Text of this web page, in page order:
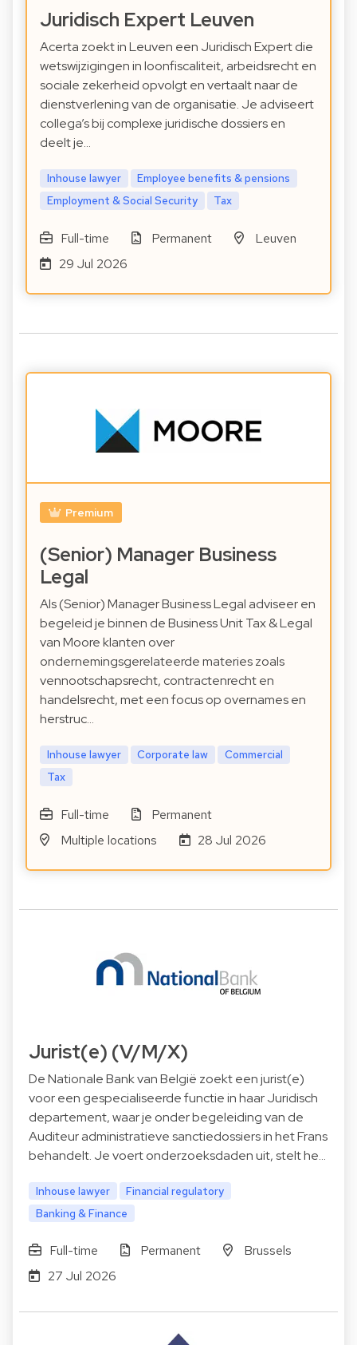
Juridisch Expert Leuven
Acerta zoekt in Leuven een Juridisch Expert die
wetswijzigingen in loonfiscaliteit, arbeidsrecht en
sociale zekerheid opvolgt en vertaalt naar de
dienstverlening van de organisatie. Je adviseert
collega’s bij complexe juridische dossiers en
deelt je…
Inhouse lawyer
Employee benefits & pensions
Employment & Social Security
Tax
Full-time Permanent
Leuven
29 Jul 2026
Premium
(Senior) Manager Business
Legal
Als (Senior) Manager Business Legal adviseer en
begeleid je binnen de Business Unit Tax & Legal
van Moore klanten over
ondernemingsgerelateerde materies zoals
vennootschapsrecht, contractenrecht en
handelsrecht, met een focus op overnames en
herstruc…
Inhouse lawyer Corporate law
Commercial
Tax
Full-time
Permanent
Multiple locations
28 Jul 2026
Jurist(e) (V/M/X)
De Nationale Bank van België zoekt een jurist(e)
voor een gespecialiseerde functie in haar Juridisch
departement, waar je onder begeleiding van de
Auditeur administratieve sanctiedossiers in het Frans
behandelt. Je voert onderzoeksdaden uit, stelt he…
Inhouse lawyer
Financial regulatory
Banking & Finance
Full-time Permanent
Brussels
27 Jul 2026